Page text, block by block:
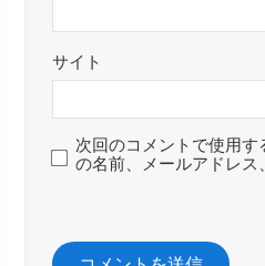
サイト
次回のコメントで使用
の名前、メールアドレス